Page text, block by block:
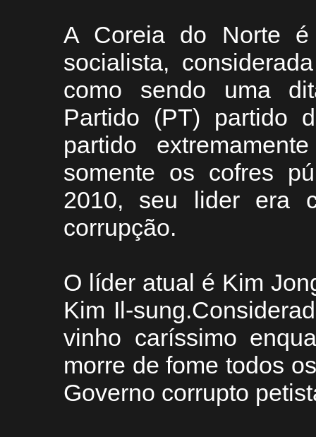
A Coreia do Norte é
socialista,
como sendo uma
Partido (PT) partido
partido
somente os cofres
2010, seu lider era
corrupção.
O líder atual é Kim
Kim Il-
vinho caríssimo
morre de fome todos
Governo corrupto